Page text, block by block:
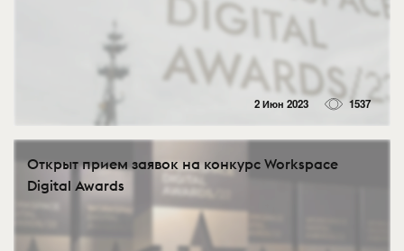
2 Июн 2023 1537
Открыт прием заявок на конкурс Workspace
Digital Awards